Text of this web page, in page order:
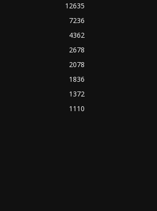
12635
7236
4362
2678
2078
1836
1372
1110